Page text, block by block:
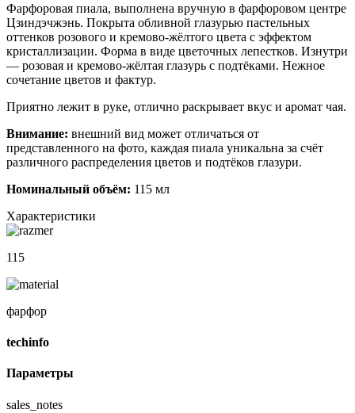
Фарфоровая пиала, выполнена вручную в фарфоровом центре
Цзиндэчжэнь. Покрыта обливной глазурью пастельных
оттенков розового и кремово-жёлтого цвета с эффектом
кристаллизации. Форма в виде цветочных лепестков. Изнутри
— розовая и кремово-жёлтая глазурь с подтёками. Нежное
сочетание цветов и фактур.
Приятно лежит в руке, отлично раскрывает вкус и аромат чая.
Внимание: внешний вид может отличаться от
представленного на фото, каждая пиала уникальна за счёт
различного распределения цветов и подтёков глазури.
Номинальный объём: 115 мл
Характеристики
115
фарфор
techinfo
Параметры
sales_notes